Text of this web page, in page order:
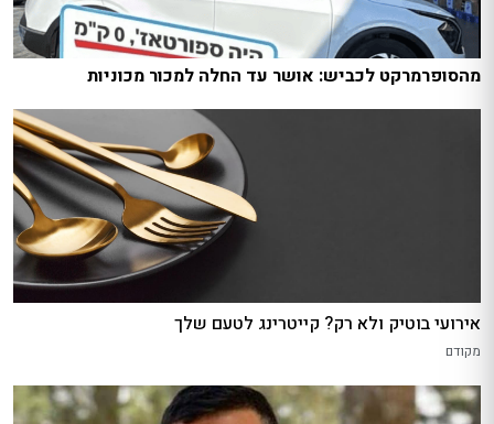
מהסופרמרקט לכביש: אושר עד החלה למכור מכוניות
אירועי בוטיק ולא רק? קייטרינג לטעם שלך
מקודם